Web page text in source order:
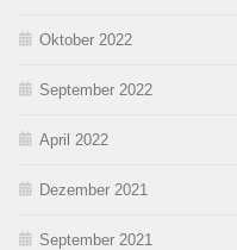
Oktober 2022
September 2022
April 2022
Dezember 2021
September 2021